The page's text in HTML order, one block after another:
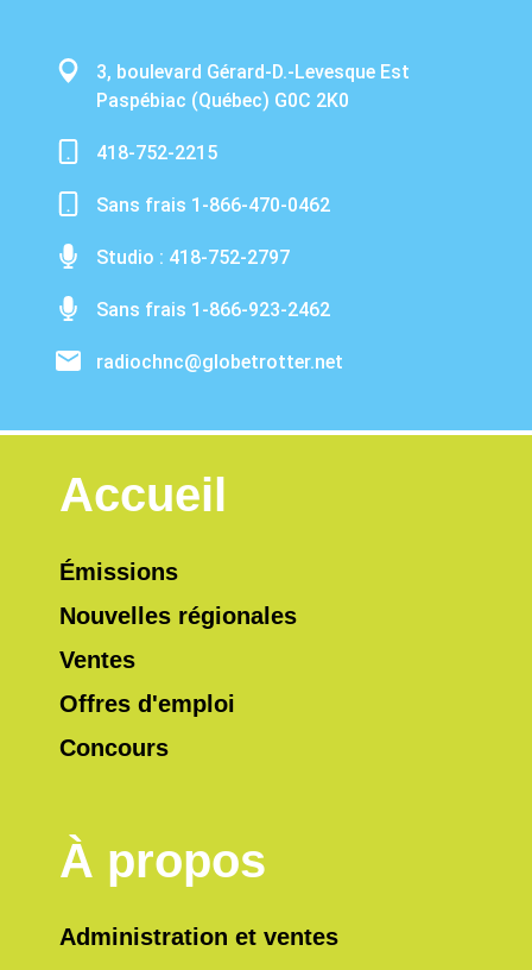
3, boulevard Gérard-D.-Levesque Est
Paspébiac (Québec) G0C 2K0
418-752-2215
Sans frais 1-866-470-0462
Studio : 418-752-2797
Sans frais 1-866-923-2462
radiochnc@globetrotter.net
Accueil
Émissions
Nouvelles régionales
Ventes
Offres d'emploi
Concours
À propos
Administration et ventes